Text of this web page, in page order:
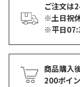
ご注文は
※土日祝
※平日
商品購入
200ポイ